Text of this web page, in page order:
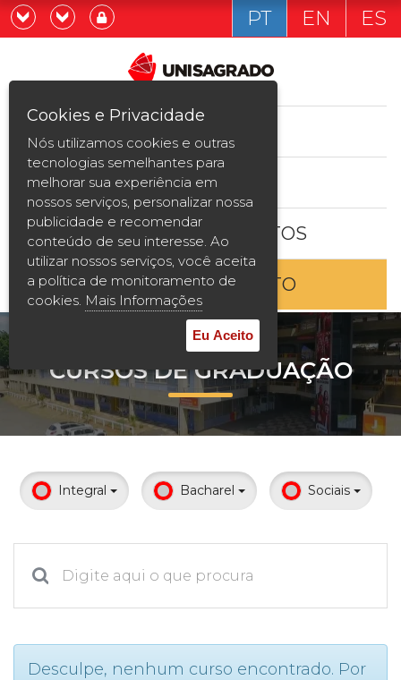
Graduação
Pós-graduação e MBA
Curta Duração
Vestibular
2ª Graduação
Transferência
Reingresso
Prouni
Desconto de pontualidade
Calendário acadêmico
Internacionalização
Já sou estudande
Quero ser estudante
PT EN ES
ESTUDE AQUI
BOLSAS E DESCONTOS
ENTRE EM CONTATO
CURSOS DE GRADUAÇÃO
Integral Bacharel Sociais
Desculpe, nenhum curso encontrado. Por
Cookies e Privacidade
Nós utilizamos cookies e outras
tecnologias semelhantes para
melhorar sua experiência em
nossos serviços, personalizar nossa
publicidade e recomendar
conteúdo de seu interesse. Ao
utilizar nossos serviços, você aceita
a política de monitoramento de
cookies. Mais Informações
Eu Aceito